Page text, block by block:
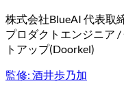
株式会社BlueAI 代表取
プロダクトエンジニア
トアップ(Doorkel)
監修: 酒井歩乃加